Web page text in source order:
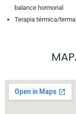
balance hormonal
Terapia térmica/